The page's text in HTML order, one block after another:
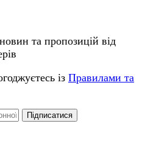
та пропозицій від
із Правилами та
Підписатися